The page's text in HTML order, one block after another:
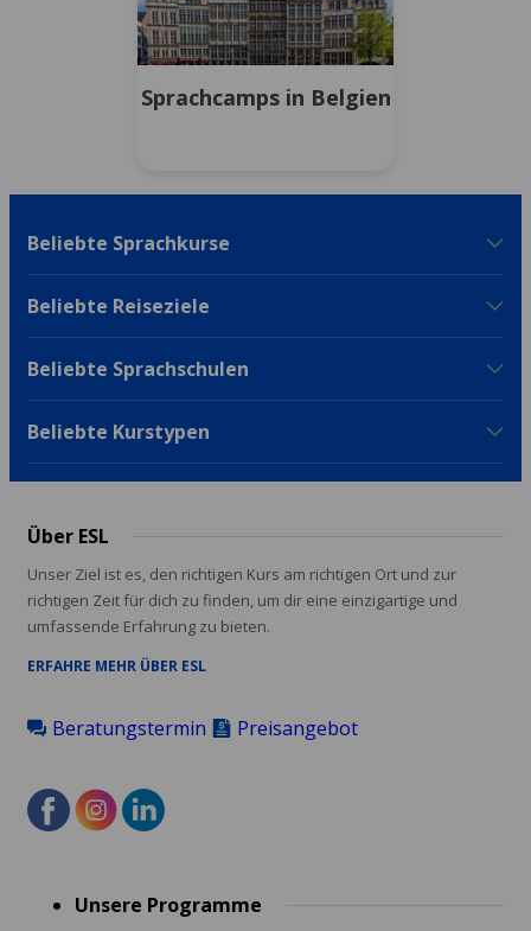
Sprachcamps in Belgien
Beliebte Sprachkurse
Beliebte Reiseziele
Beliebte Sprachschulen
Beliebte Kurstypen
Über ESL
Unser Ziel ist es, den richtigen Kurs am richtigen Ort und zur
richtigen Zeit für dich zu finden, um dir eine einzigartige und
umfassende Erfahrung zu bieten.
ERFAHRE MEHR ÜBER ESL
Beratungstermin Preisangebot
menuUnsere Programme